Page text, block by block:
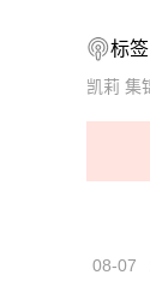
标签
凯莉 集
08-07